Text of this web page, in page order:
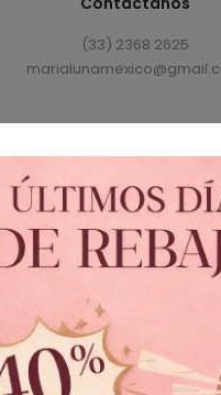
(33) 2368 2625
// Política de Cambio